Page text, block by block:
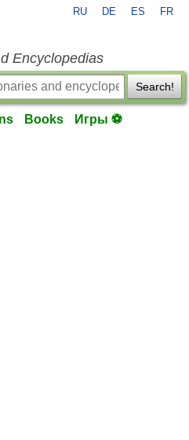
RU DE ES FR
Encyclopedias
Search!
Books Игры ⚽